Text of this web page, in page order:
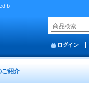
b
ログイン
ご紹介